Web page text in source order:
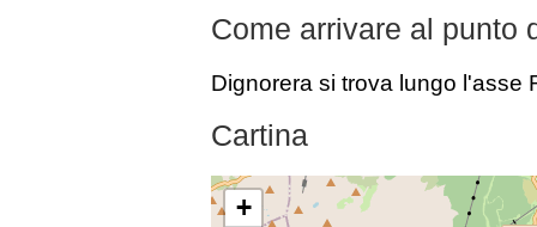
Come arrivare al punto
Dignorera si trova lungo l'asse
Cartina
+